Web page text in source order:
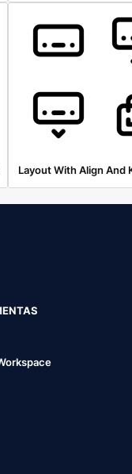
Layout With Align And